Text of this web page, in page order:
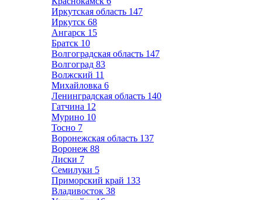
Иркутская область 147
Иркутск 68
Ангарск 15
Братск 10
Волгоградская область 147
Волгоград 83
Волжский 11
Михайловка 6
Ленинградская область 140
Гатчина 12
Мурино 10
Тосно 7
Воронежская область 137
Воронеж 88
Лиски 7
Семилуки 5
Приморский край 133
Владивосток 38